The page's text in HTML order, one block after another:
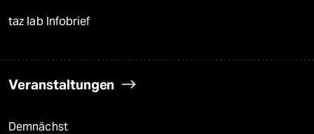
taz lab Infobrief
Veranstaltungen
Demnächst